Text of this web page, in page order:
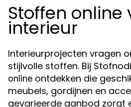
Stoffen online
interieur
Interieurprojecten vragen
stijlvolle stoffen. Bij
online ontdekken die
meubels, gordijnen en
gevarieerde aanbod zorgt